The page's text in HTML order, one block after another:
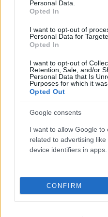
Personal Data.
Opted In
I want to opt-out of
Personal Data for
Opted In
I want to opt-out of
Retention, Sale, and/or
Personal Data that Is
Purposes for which it was
Opted Out
Google consents
I want to allow Google to
related to advertising
device identifiers in apps.
CONFIRM
Μήλος: «Πάρκαρε»
Σαρακήνικο και πήγε
παρέα του